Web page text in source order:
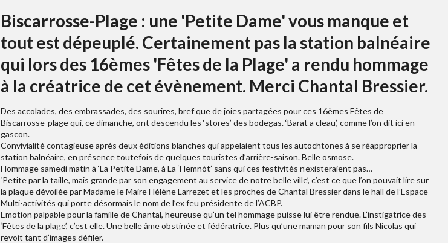
Biscarrosse-Plage : une 'Petite Dame' vous manque et
tout est dépeuplé. Certainement pas la station balnéaire
qui lors des 16èmes 'Fêtes de la Plage' a rendu hommage
à la créatrice de cet évènement. Merci Chantal Bressier.
Des accolades, des embrassades, des sourires, bref que de joies partagées pour ces 16èmes Fêtes de
Biscarrosse-plage qui, ce dimanche, ont descendu les ‘stores’ des bodegas. ‘Barat a cleau’, comme l’on dit ici en
gascon.
Convivialité contagieuse après deux éditions blanches qui appelaient tous les autochtones à se réapproprier la
station balnéaire, en présence toutefois de quelques touristes d’arrière-saison. Belle osmose.
Hommage samedi matin à ‘La Petite Dame’, à La ‘Hemnòt’ sans qui ces festivités n’existeraient pas…
‘Petite par la taille, mais grande par son engagement au service de notre belle ville’, c’est ce que l’on pouvait lire sur
la plaque dévoilée par Madame le Maire Hélène Larrezet et les proches de Chantal Bressier dans le hall de l’Espace
Multi-activités qui porte désormais le nom de l’ex feu présidente de l’ACBP.
Emotion palpable pour la famille de Chantal, heureuse qu’un tel hommage puisse lui être rendue. L’instigatrice des
‘Fêtes de la plage’, c’est elle. Une belle âme obstinée et fédératrice. Plus qu’une maman pour son fils Nicolas qui
revoit tant d’images défiler.